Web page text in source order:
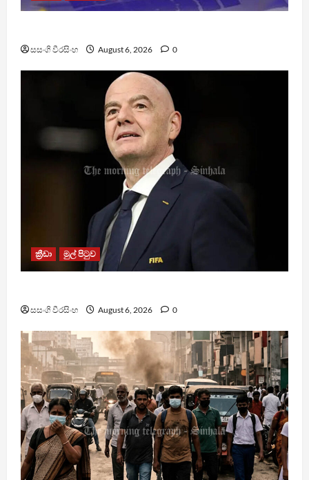
සසංගි වීරසිංහ August 6, 2026 0
ක්‍රීඩා මුල් පිටුව
සසංගි වීරසිංහ August 6, 2026 0